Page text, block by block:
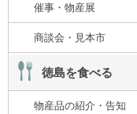
催事・物産展
商談会・見本市
徳島を食べる
物産品の紹介・告知